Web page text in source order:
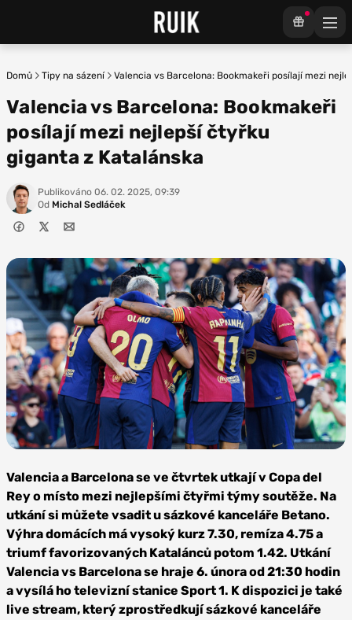
Domů Tipy na sázení Valencia vs Barcelona: Bookmakeři posílají mezi
Valencia vs Barcelona: Bookmakeři
posílají mezi nejlepší čtyřku
giganta z Katalánska
Publikováno 06. 02. 2025, 09:39
Od Michal Sedláček
Depositphotos
Valencia a Barcelona se ve čtvrtek utkají v Copa del
Rey o místo mezi nejlepšími čtyřmi týmy soutěže. Na
utkání si můžete vsadit u sázkové kanceláře Betano.
Výhra domácích má vysoký kurz 7.30, remíza 4.75 a
triumf favorizovaných Katalánců potom 1.42. Utkání
Valencia vs Barcelona se hraje 6. února od 21:30 hodin
a vysílá ho televizní stanice Sport 1. K dispozici je také
live stream, který zprostředkují sázkové kanceláře